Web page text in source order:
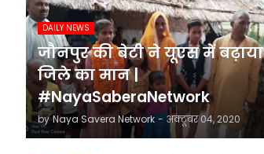
DAILY NEWS
जौनपुर की बेटी ने यूएस में बढ़ाया
जिले का मान |
#NayaSaberaNetwork
by Naya Savera Network - अक्टूबर 04, 2020